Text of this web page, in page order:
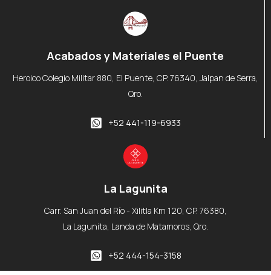
Acabados y Materiales el Puente
Heroico Colegio Militar 880, El Puente, CP. 76340, Jalpan de Serra,
Qro.
+52 441-119-6933
La Lagunita
Carr. San Juan del Río - Xilitla Km 120, CP. 76380,
La Lagunita, Landa de Matamoros, Qro.
+52 444-154-3158